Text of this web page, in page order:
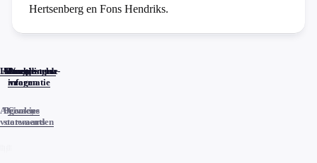
Hertsenberg en Fons Hendriks.
Home
Actueel
Uitzendingen
Reacties
Programma-
informatie
Veelgestelde
vragen
Algemene
voorwaarden
Privacy
statements
Cookies